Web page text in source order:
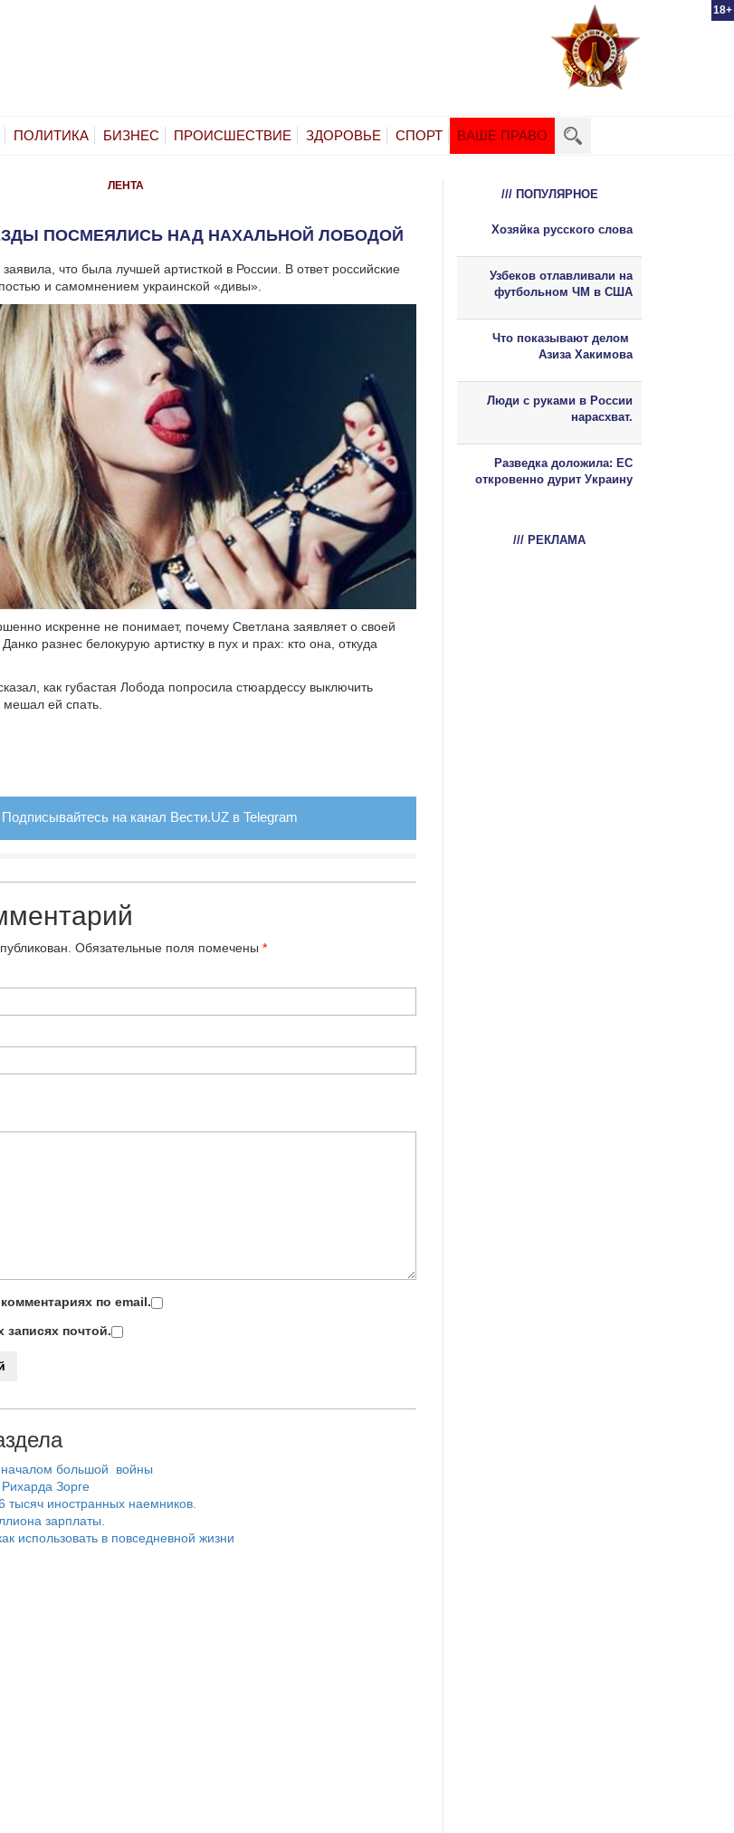
18+
ПОЛИТИКА БИЗНЕС ПРОИСШЕСТВИЕ ЗДОРОВЬЕ СПОРТ ВАШЕ ПРАВО
ЛЕНТА
ПОСМЕЯЛИСЬ НАД НАХАЛЬНОЙ ЛОБОДОЙ
что была лучшей артисткой в России. В ответ российские
и самомнением украинской «дивы».
искренне не понимает, почему Светлана заявляет о своей
разнес белокурую артистку в пух и прах: кто она, откуда
как губастая Лобода попросила стюардессу выключить
ей спать.
Подписывайтесь на канал Вести.UZ в Telegram
Обязательные поля помечены *
по email.
почтой.
началом большой войны
Зорге
иностранных наемников.
зарплаты.
использовать в повседневной жизни
/// ПОПУЛЯРНОЕ
Хозяйка русского слова
Узбеков отлавливали на
футбольном ЧМ в США
Что показывают делом
Азиза Хакимова
Люди с руками в России
нарасхват.
Разведка доложила: ЕС
откровенно дурит Украину
/// РЕКЛАМА